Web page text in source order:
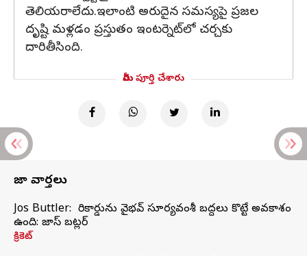
తెలియరాలేదు.ఇలాంటి అరుదైన సమస్యపై ప్రజల
దృష్టి మళ్లడం ప్రస్తుతం ఇంటర్నెట్‌లో చర్చకు
దారితీసింది.
మీరు పూర్తి చేశారు
తాజా వార్తలు
Jos Buttler: నా రికార్డును వైభవ్ సూర్యవంశీ బద్దలు కొట్టే అవకాశం
ఉంది: జాస్ బట్లర్
క్రికెట్